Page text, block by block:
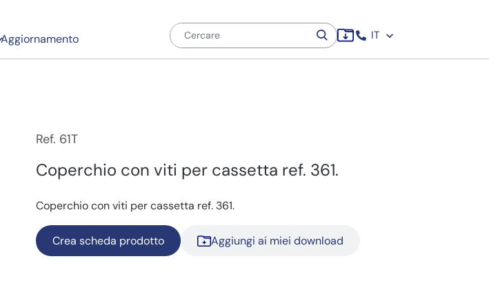
Aggiornamento IT
Ref. 61T
Coperchio con viti per cassetta ref. 361.
Coperchio con viti per cassetta ref. 361.
Crea scheda prodotto Aggiungi ai miei download